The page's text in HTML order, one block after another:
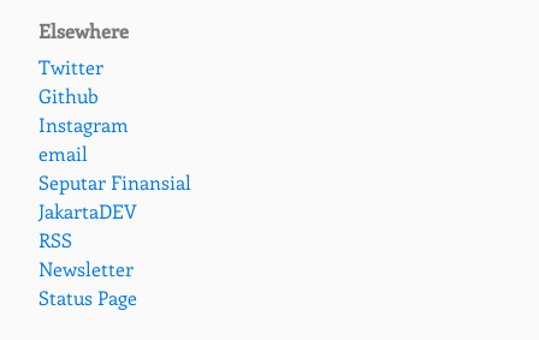
Elsewhere
Twitter
Github
Instagram
email
Seputar Finansial
JakartaDEV
RSS
Newsletter
Status Page